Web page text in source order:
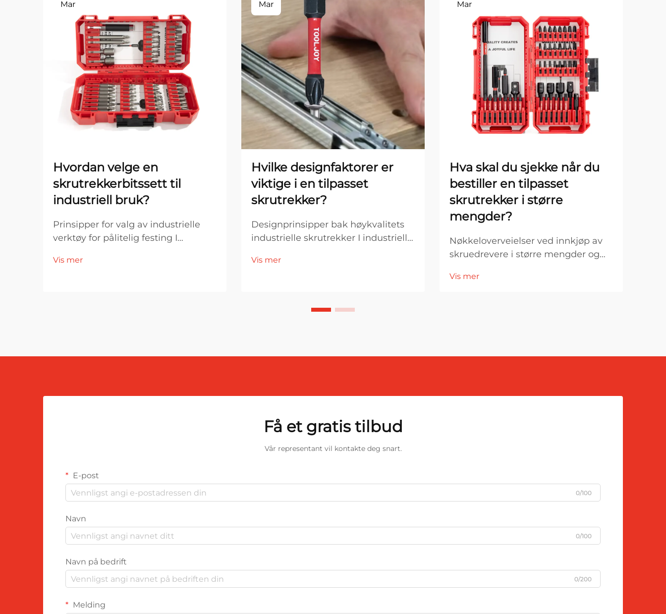
Mar
Hvordan velge en
skrutrekkerbitssett til
industriell bruk?
Prinsipper for valg av industrielle
verktøy for pålitelig festing I
monteringsmiljøer er valg av
Vis mer
Mar
Hvilke designfaktorer er
viktige i en tilpasset
skrutrekker?
Designprinsipper bak høykvalitets
industrielle skrutrekker I industriell
verktøydesign direkte knyttet til
Vis mer
Mar
Hva skal du sjekke når du
bestiller en tilpasset
skrutrekker i større
mengder?
Nøkkeloverveielser ved innkjøp av
skruedrevere i større mengder og
innkjøpsprosess og storstilt
Vis mer
Få et gratis tilbud
Vår representant vil kontakte deg snart.
E-post
0/100
Navn
0/100
Navn på bedrift
0/200
Melding